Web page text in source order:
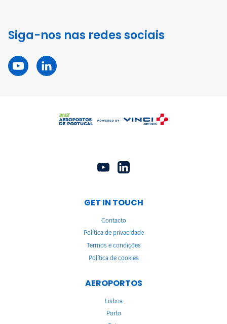
Siga-nos nas redes sociais
GET IN TOUCH
Contacto
Política de privacidade
Termos e condições
Política de cookies
AEROPORTOS
Lisboa
Porto